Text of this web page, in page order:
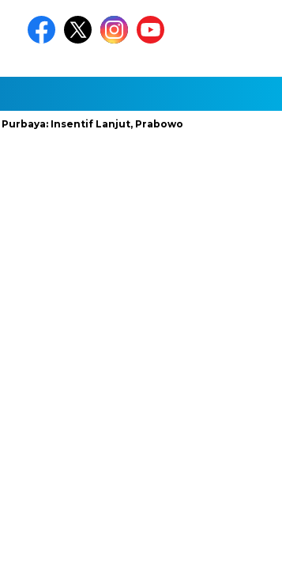
Insentif Lanjut, Prabowo Siapkan Stimulus Baru